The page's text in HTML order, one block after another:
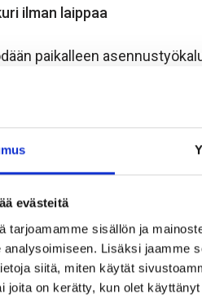
evästeitä
tarjoamamme sisällön ja
analysoimiseen. Lisäksi jaamme
siitä, miten käytät
joita on kerätty, kun olet
ilman laippaa
paikalleen
ja tangoille.
nimelliskoko +